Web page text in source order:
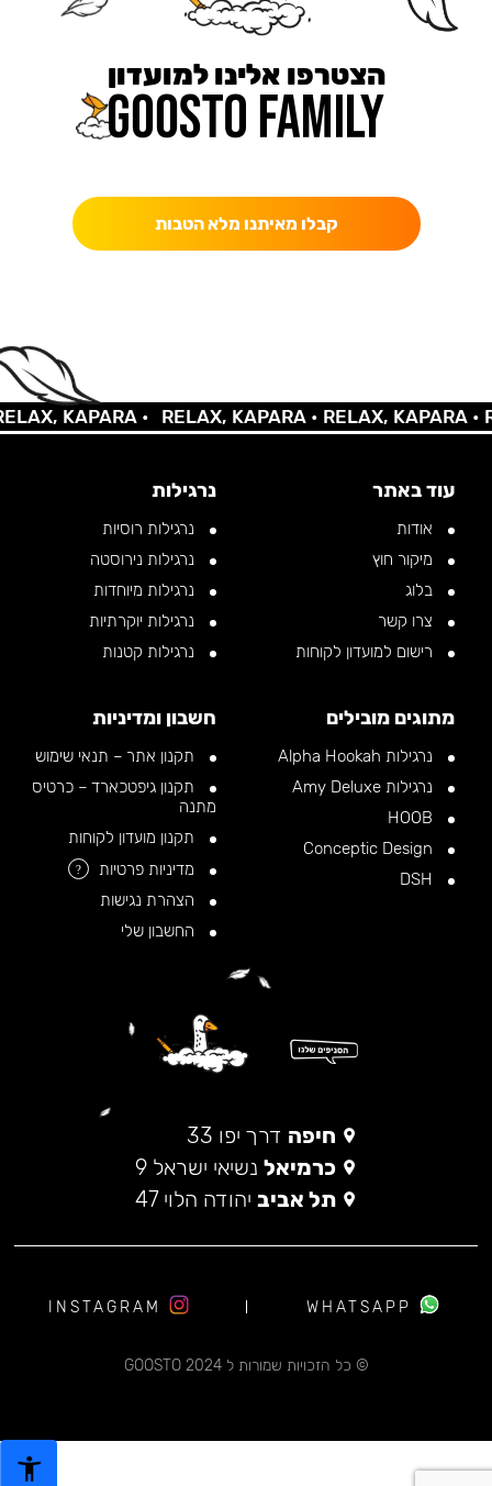
הצטרפו אלינו למועדון
קבלו מאיתנו מלא הטבות
KAPARA • RELAX, KAPARA •RELAX, KAPARA •
עוד באתר
אודות
מיקור חוץ
בלוג
צרו קשר
רישום למועדון לקוחות
נרגילות
נרגילות רוסיות
נרגילות נירוסטה
נרגילות מיוחדות
נרגילות יוקרתיות
נרגילות קטנות
מתוגים מובילים
נרגילות Alpha Hookah
נרגילות Amy Deluxe
חשבון ומדיניות
תקנון אתר – תנאי שימוש
תקנון גיפטכארד – כרטיס
מתנה
תקנון מועדון לקוחות
מדיניות פרטיות
?
הצהרת נגישות
החשבון שלי
חיפה דרך יפו 33
כרמיאל נשיאי ישראל 9
תל אביב יהודה הלוי 47
© כל הזכויות שמורות ל 2024 GOOSTO
WHATSAPP
INSTAGRAM